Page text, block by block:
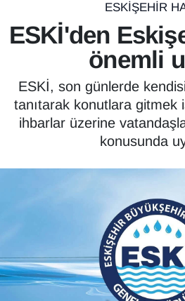
ESKİŞEHİR
ESKİ'den
önemli
ESKİ, son günlerde
tanıtarak konutlara gitmek
ihbarlar üzerine
konusunda
Tüm Manşetler
Son Dakika Haberleri
Haber Arşivi